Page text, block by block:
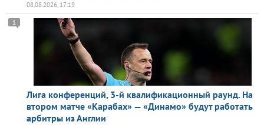
08.08.2026, 17:19
Лига конференций, 3-й квалификационный раунд. На
втором матче «Карабах» — «Динамо» будут работать
арбитры из Англии
1